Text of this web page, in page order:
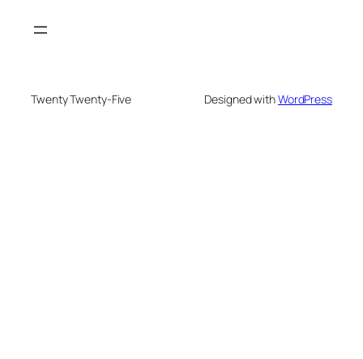
Twenty Twenty-Five Designed withWordPress